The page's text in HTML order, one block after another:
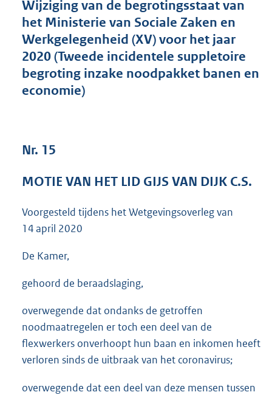
s
g
r
o
o
t
Wijziging van de begrotingsstaat van
het Ministerie van Sociale Zaken en
Werkgelegenheid (XV) voor het jaar
2020 (Tweede incidentele suppletoire
begroting inzake noodpakket banen en
economie)
Nr. 15
MOTIE VAN HET LID GIJS VAN DIJK C.S.
Voorgesteld tijdens het Wetgevingsoverleg van
14 april 2020
De Kamer,
gehoord de beraadslaging,
overwegende dat ondanks de getroffen
noodmaatregelen er toch een deel van de
flexwerkers onverhoopt hun baan en inkomen heeft
verloren sinds de uitbraak van het coronavirus;
overwegende dat een deel van deze mensen tussen